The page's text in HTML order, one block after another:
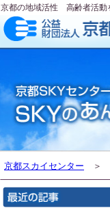
京都の地域活性 高齢者活動
京都スカイセンター ＞